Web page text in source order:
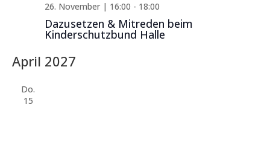
Dazusetzen & Mitreden beim
Kinderschutzbund Halle
26. November | 16:00 - 18:00
April 2027
Do.
15